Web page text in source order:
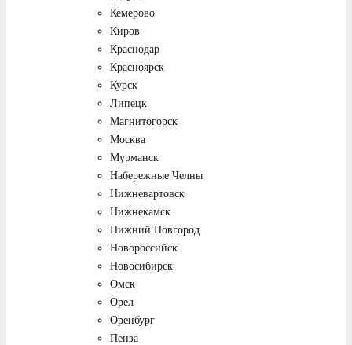
Кемерово
Киров
Краснодар
Красноярск
Курск
Липецк
Магнитогорск
Москва
Мурманск
Набережные Челны
Нижневартовск
Нижнекамск
Нижний Новгород
Новороссийск
Новосибирск
Омск
Орел
Оренбург
Пенза